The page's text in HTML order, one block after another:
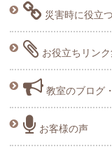
災害時に役立
お役立ちリン
教室のブログ
お客様の声